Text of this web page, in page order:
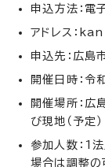
申込方法：電
アドレス：
申込先：広島
開催日時：令
開催場所：広
び現地（予定）
参加人数：1
場合は調整の